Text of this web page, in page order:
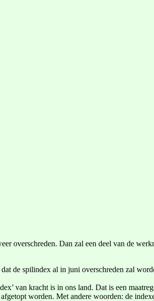
overschreden. Dan zal een deel van de
de spilindex al in juni overschreden zal
van kracht is in ons land. Dat is een
worden. Met andere woorden: de